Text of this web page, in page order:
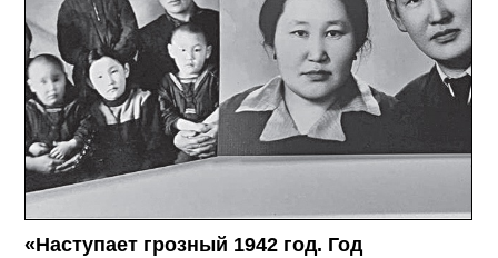
«Наступает грозный 1942 год. Год